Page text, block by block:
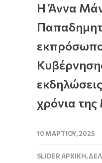
Η Άννα
χρόνια
10 ΜΑΡΤΊΟΥ, 2025
SLIDER ΑΡΧΙΚΉ,